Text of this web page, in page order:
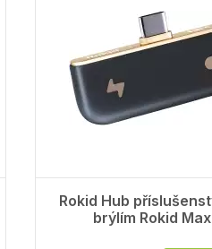
Rokid Hub
brýlím Rokid